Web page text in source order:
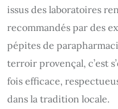
issus des laboratoires
recommandés par des
pépites de
terroir provençal, c’est
fois efficace,
dans la tradition locale.